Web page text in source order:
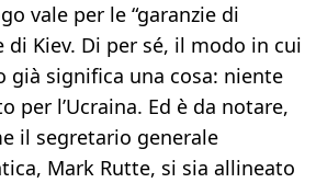
vale per le “garanzie di
di Kiev. Di per sé, il modo in cui
già significa una cosa: niente
per l’Ucraina. Ed è da notare,
il segretario generale
Mark Rutte, si sia allineato